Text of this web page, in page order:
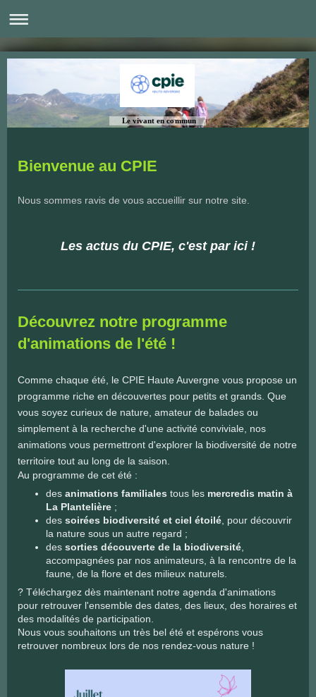
Le vivant en commun
Bienvenue au CPIE
Nous sommes ravis de vous accueillir sur notre site.
Les actus du CPIE, c'est par ici !
Découvrez notre programme
d'animations de l'été !
Comme chaque été, le CPIE Haute Auvergne vous propose un
programme riche en découvertes pour petits et grands. Que
vous soyez curieux de nature, amateur de balades ou
simplement à la recherche d'une activité conviviale, nos
animations vous permettront d'explorer la biodiversité de notre
territoire tout au long de la saison.
Au programme de cet été :
des animations familiales tous les mercredis matin à
La Plantelière ;
des soirées biodiversité et ciel étoilé , pour découvrir
la nature sous un autre regard ;
des sorties découverte de la biodiversité
accompagnées par nos animateurs, à la rencontre de la
faune, de la flore et des milieux naturels.
? Téléchargez dès maintenant notre agenda d'animations
pour retrouver l'ensemble des dates, des lieux, des horaires et
des modalités de participation.
Nous vous souhaitons un très bel été et espérons vous
retrouver nombreux lors de nos rendez-vous nature !